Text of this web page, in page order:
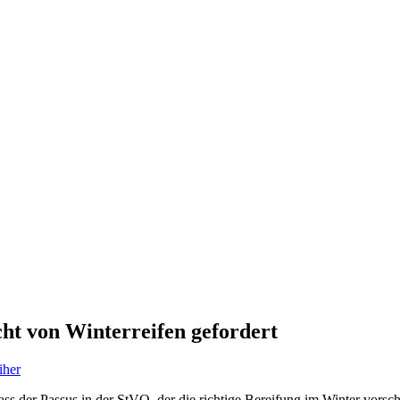
von Winterreifen gefordert